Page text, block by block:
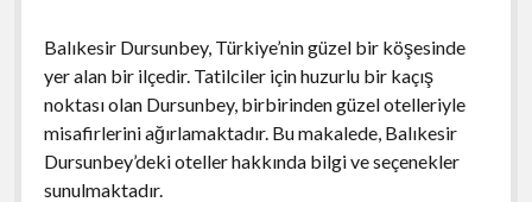
Spotify Takipçi Hilesi Şifresiz
Twitter Gizli Hesap Yorumları
Balıkesir Dursunbey, Türkiye’nin güzel bir köşesinde
yer alan bir ilçedir. Tatilciler için huzurlu bir kaçış
noktası olan Dursunbey, birbirinden güzel otelleriyle
misafirlerini ağırlamaktadır. Bu makalede, Balıkesir
Dursunbey’deki oteller hakkında bilgi ve seçenekler
sunulmaktadır.